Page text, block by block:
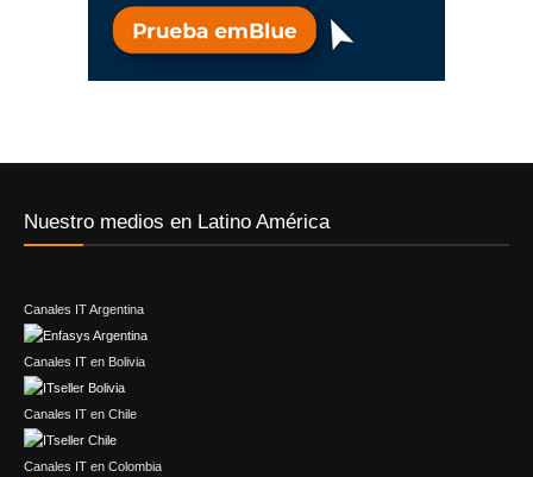
Nuestro medios en Latino América
Canales IT Argentina
Canales IT en Bolivia
Canales IT en Chile
Canales IT en Colombia